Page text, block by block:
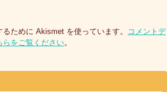
ために Akismet を使っています。
コメントデ
らをご覧ください。